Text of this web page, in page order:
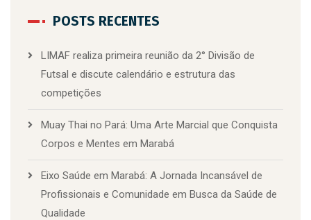
POSTS RECENTES
LIMAF realiza primeira reunião da 2° Divisão de
Futsal e discute calendário e estrutura das
competições
Muay Thai no Pará: Uma Arte Marcial que Conquista
Corpos e Mentes em Marabá
Eixo Saúde em Marabá: A Jornada Incansável de
Profissionais e Comunidade em Busca da Saúde de
Qualidade